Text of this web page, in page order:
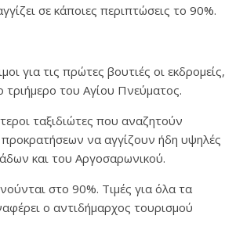
σε κάποιες περιπτώσεις το 90%.
για τις πρώτες βουτιές οι εκδρομείς,
τριήμερο του Αγίου Πνεύματος.
ταξιδιώτες που αναζητούν
να αγγίζουν ήδη υψηλές
και του Αργοσαρωνικού.
στο 90%. Τιμές για όλα τα
ο αντιδήμαρχος τουρισμού